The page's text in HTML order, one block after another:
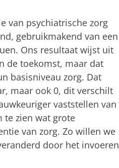
van psychiatrische zorg
gebruikmakend van een
Ons resultaat wijst uit
de toekomst, maar dat
basisniveau zorg. Dat
maar ook 0, dit verschilt
vaststellen van
te zien wat grote
van zorg. Zo willen we
door het invoeren